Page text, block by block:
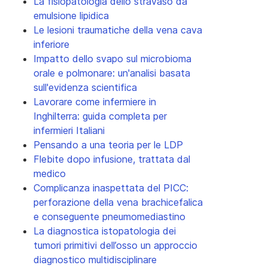
emulsione lipidica
Le lesioni traumatiche della vena cava
inferiore
Impatto dello svapo sul microbioma
orale e polmonare: un'analisi basata
sull'evidenza scientifica
Lavorare come infermiere in
Inghilterra: guida completa per
infermieri Italiani
Pensando a una teoria per le LDP
Flebite dopo infusione, trattata dal
medico
Complicanza inaspettata del PICC:
perforazione della vena brachicefalica
e conseguente pneumomediastino
La diagnostica istopatologia dei
tumori primitivi dell’osso un approccio
diagnostico multidisciplinare